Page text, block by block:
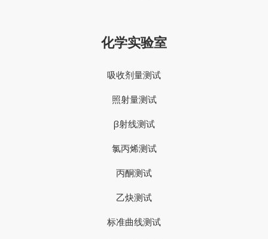
化学实验室
吸收剂量测试
照射量测试
β射线测试
氯丙烯测试
丙酮测试
乙炔测试
标准曲线测试